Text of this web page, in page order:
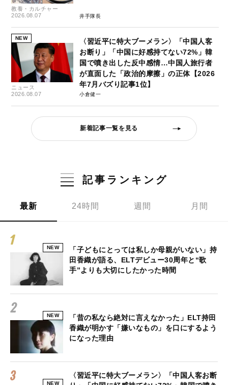
教養・カルチャー
2026.08.07
井手隊長
NEW
ニュース
2026.08.07
〈習近平に特大ブーメラン〉「中国人客
お断り」「中国に好感持てない72%」韓
国で噴き出した反中感情…中国人旅行者
が直面した「政治的摩擦」の正体【2026
年7月バズり記事1位】
小倉健一
新着記事一覧を見る
記事ランキング
最新 24時間 週間 月間
NEW
「子どもにとっては私しか母親がいない」持
田香織が語る、ELTデビュー30周年と“歌
手”よりも大切にしたかった時間
NEW
「昔の私なら絶対に言えなかった」ELT持田
香織が明かす「嫌いなもの」を口にするよう
になった理由
NEW
〈習近平に特大ブーメラン〉「中国人客お断